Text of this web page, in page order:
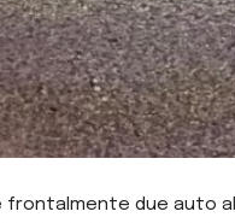
due auto